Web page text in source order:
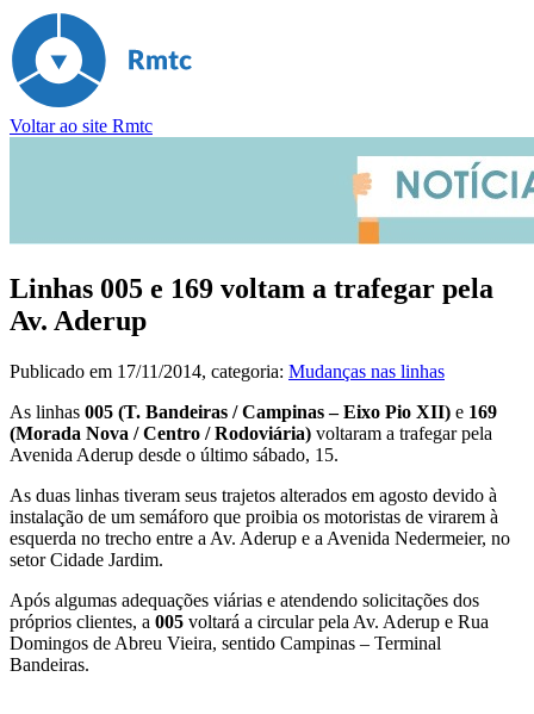
Voltar ao site Rmtc
Linhas 005 e 169 voltam a trafegar pela
Av. Aderup
Publicado em 17/11/2014, categoria: Mudanças nas linhas
As linhas 005 (T. Bandeiras / Campinas – Eixo Pio XII) e 169
(Morada Nova / Centro / Rodoviária) voltaram a trafegar pela
Avenida Aderup desde o último sábado, 15.
As duas linhas tiveram seus trajetos alterados em agosto devido à
instalação de um semáforo que proibia os motoristas de virarem à
esquerda no trecho entre a Av. Aderup e a Avenida Nedermeier, no
setor Cidade Jardim.
Após algumas adequações viárias e atendendo solicitações dos
próprios clientes, a 005 voltará a circular pela Av. Aderup e Rua
Domingos de Abreu Vieira, sentido Campinas – Terminal
Bandeiras.